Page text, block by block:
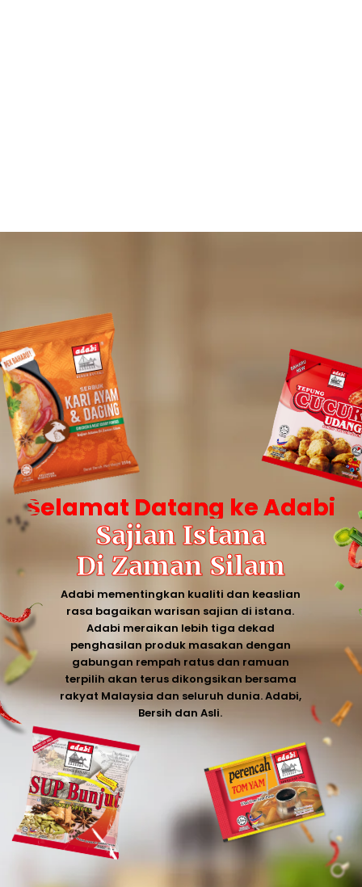
Selamat Datang ke Adabi
Sajian Istana
Di Zaman Silam
Adabi mementingkan kualiti dan keaslian
rasa bagaikan warisan sajian di istana.
Adabi meraikan lebih tiga dekad
penghasilan produk masakan dengan
gabungan rempah ratus dan ramuan
terpilih akan terus dikongsikan bersama
rakyat Malaysia dan seluruh dunia. Adabi,
Bersih dan Asli.